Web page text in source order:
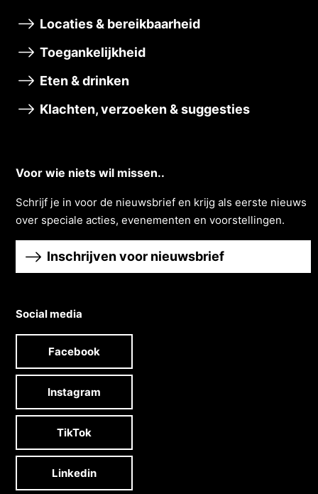
Locaties & bereikbaarheid
Toegankelijkheid
Eten & drinken
Klachten, verzoeken & suggesties
Voor wie niets wil missen..
Schrĳf je in voor de nieuwsbrief en krĳg als eerste nieuws
over speciale acties, evenementen en voorstellingen.
Inschrijven voor nieuwsbrief
Social media
Facebook
Instagram
TikTok
Linkedin